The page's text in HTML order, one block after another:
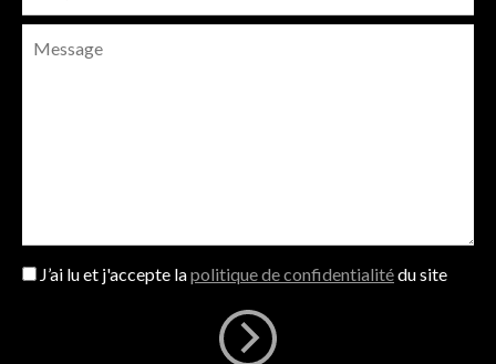
J’ai lu et j'accepte lapolitique de confidentialitédu site